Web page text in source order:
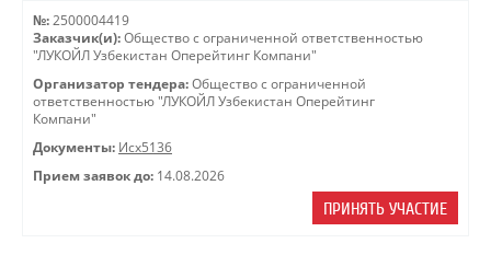
№: 2500004419
Заказчик(и): Общество с ограниченной ответственностью
"ЛУКОЙЛ Узбекистан Оперейтинг Компани"
Организатор тендера: Общество с ограниченной
ответственностью "ЛУКОЙЛ Узбекистан Оперейтинг
Компани"
Документы: Исх5136
Прием заявок до: 14.08.2026
ПРИНЯТЬ УЧАСТИЕ